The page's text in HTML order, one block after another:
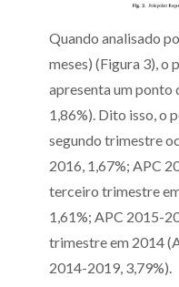
Quando analisado
meses) (Figura 3), o
apresenta um
1,86%). Dito isso, o
segundo trimestre
2016, 1,67%; APC
terceiro trimestre
1,61%; APC 2015-
trimestre em 2014
2014-2019, 3,79%).